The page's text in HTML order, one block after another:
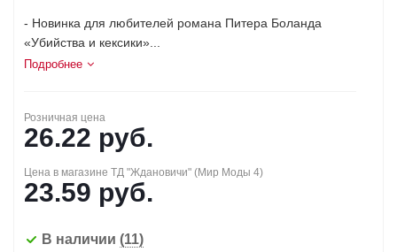
- Новинка для любителей романа Питера Боланда
«Убийства и кексики»...
Подробнее
Розничная цена
26.22 руб.
Цена в магазине ТД "Ждановичи" (Мир Моды 4)
23.59 руб.
В наличии (11)